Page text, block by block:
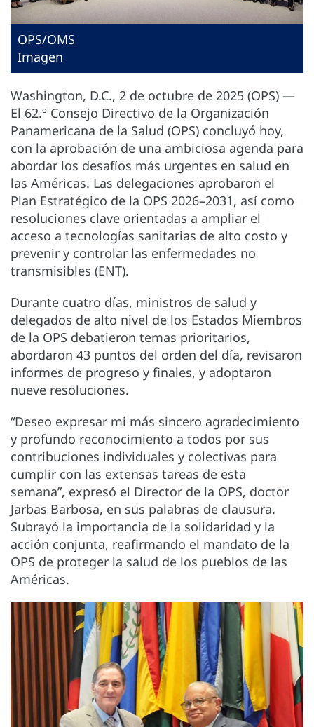
OPS/OMS
Imagen
Washington, D.C., 2 de octubre de 2025 (OPS) —
El 62.º Consejo Directivo de la Organización
Panamericana de la Salud (OPS) concluyó hoy,
con la aprobación de una ambiciosa agenda para
abordar los desafíos más urgentes en salud en
las Américas. Las delegaciones aprobaron el
Plan Estratégico de la OPS 2026–2031, así como
resoluciones clave orientadas a ampliar el
acceso a tecnologías sanitarias de alto costo y
prevenir y controlar las enfermedades no
transmisibles (ENT).
Durante cuatro días, ministros de salud y
delegados de alto nivel de los Estados Miembros
de la OPS debatieron temas prioritarios,
abordaron 43 puntos del orden del día, revisaron
informes de progreso y finales, y adoptaron
nueve resoluciones.
“Deseo expresar mi más sincero agradecimiento
y profundo reconocimiento a todos por sus
contribuciones individuales y colectivas para
cumplir con las extensas tareas de esta
semana”, expresó el Director de la OPS, doctor
Jarbas Barbosa, en sus palabras de clausura.
Subrayó la importancia de la solidaridad y la
acción conjunta, reafirmando el mandato de la
OPS de proteger la salud de los pueblos de las
Américas.